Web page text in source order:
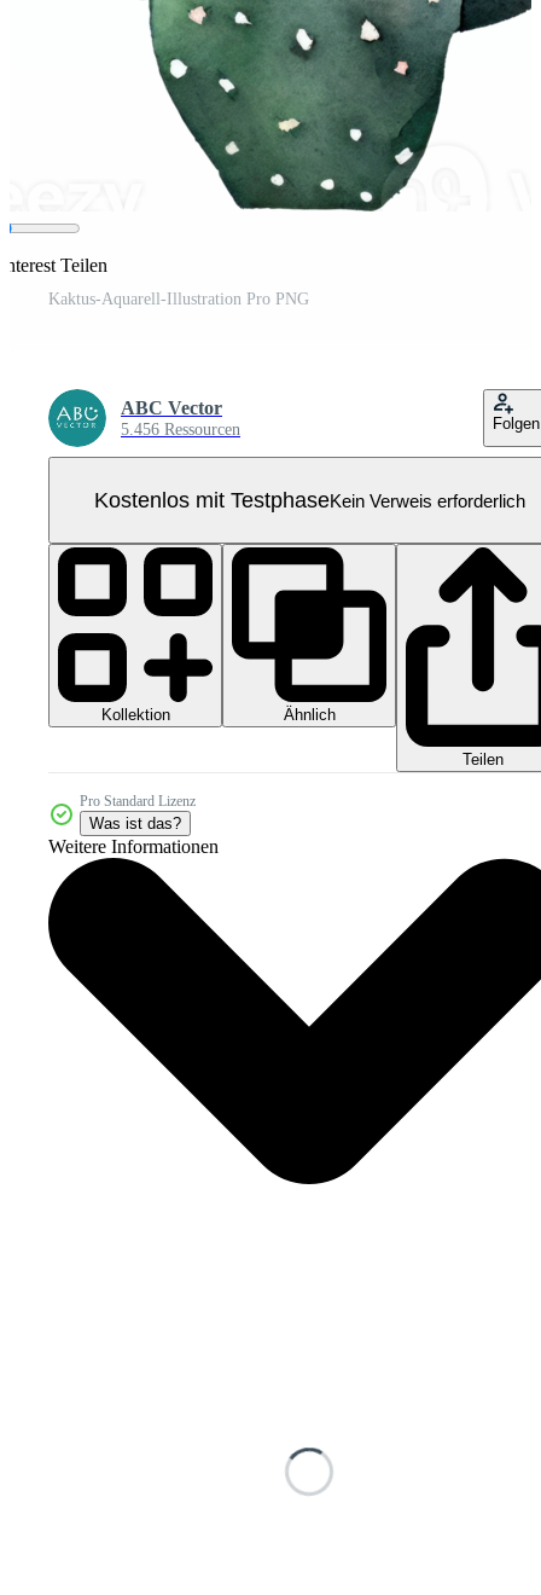
Teilen
Kaktus-Aquarell-Illustration Pro PNG
ABC Vector
5.456 Ressourcen Folgen
Kostenlos mit TestphaseKein Verweis erforderlich
Kollektion Ähnlich
Teilen
Pro Standard Lizenz
Was ist das?
Weitere Informationen